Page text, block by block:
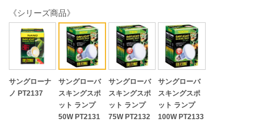
《シリーズ商品》
サングローナ
ノ PT2137
サングローバ
スキングスポ
ット ランプ
50W PT2131
サングローバ
スキングスポ
ット ランプ
75W PT2132
サングローバ
スキングスポ
ット ランプ
100W PT2133